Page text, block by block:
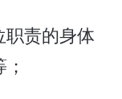
职责的身体